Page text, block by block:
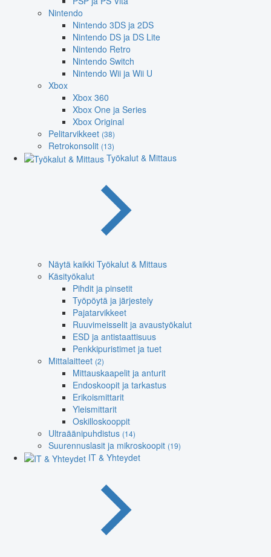
Nintendo
Nintendo 3DS ja 2DS
Nintendo DS ja DS Lite
Nintendo Retro
Nintendo Switch
Nintendo Wii ja Wii U
Xbox
Xbox 360
Xbox One ja Series
Xbox Original
Pelitarvikkeet (38)
Retrokonsolit (13)
Työkalut & Mittaus
Näytä kaikki Työkalut & Mittaus
Käsityökalut
Pihdit ja pinsetit
Työpöytä ja järjestely
Pajatarvikkeet
Ruuvimeisselit ja avaustyökalut
ESD ja antistaattisuus
Penkkipuristimet ja tuet
Mittalaitteet (2)
Mittauskaapelit ja anturit
Endoskoopit ja tarkastus
Erikoismittarit
Yleismittarit
Oskilloskooppit
Ultraäänipuhdistus (14)
Suurennuslasit ja mikroskoopit (19)
IT & Yhteydet